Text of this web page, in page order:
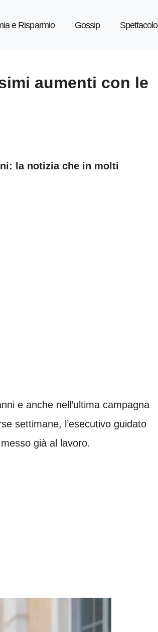
e Risparmio Gossip Spettacolo
aumenti con le
la notizia che in molti
e anche nell’ultima campagna
settimane, l’esecutivo guidato
già al lavoro.